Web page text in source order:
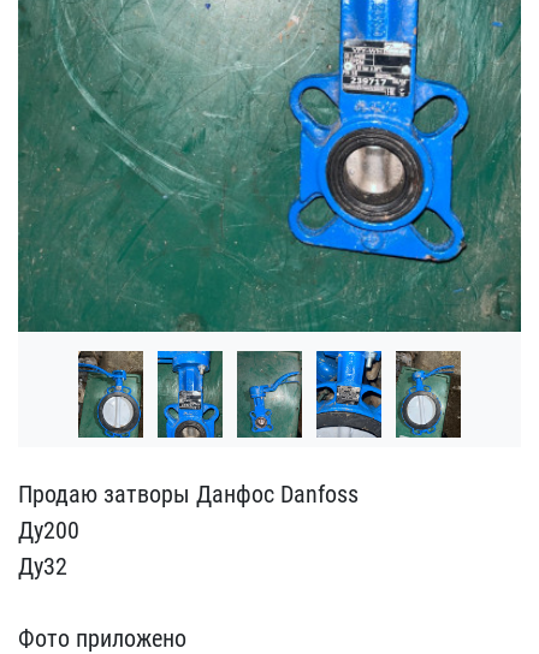
Продаю затворы Данфос Da​nfoss
Ду200
Ду32
Фото ​приложено